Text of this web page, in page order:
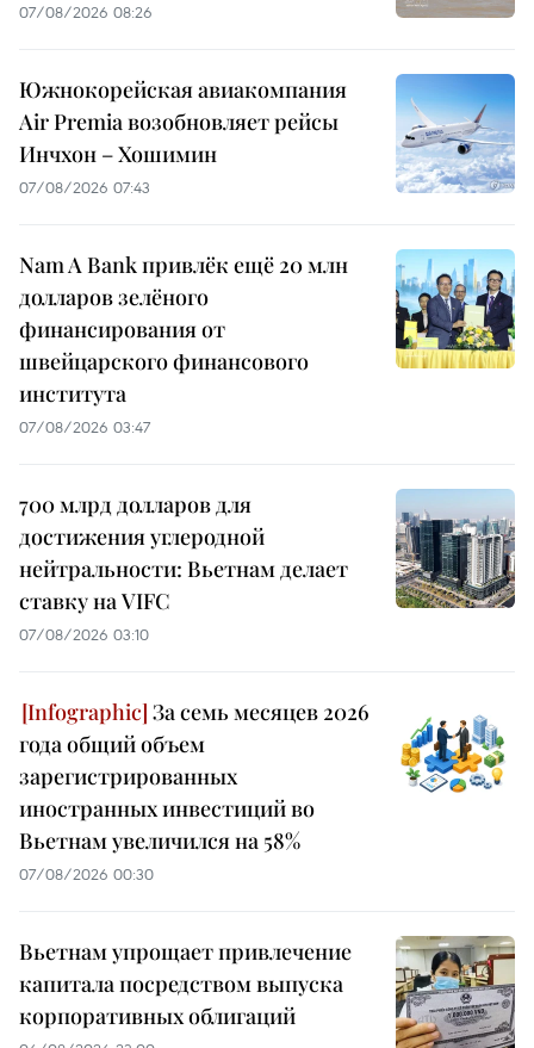
07/08/2026 08:26
Южнокорейская авиакомпания
Air Premia возобновляет рейсы
Инчхон – Хошимин
07/08/2026 07:43
Nam A Bank привлёк ещё 20 млн
долларов зелёного
финансирования от
швейцарского финансового
института
07/08/2026 03:47
700 млрд долларов для
достижения углеродной
нейтральности: Вьетнам делает
ставку на VIFC
07/08/2026 03:10
За семь месяцев 2026
года общий объем
зарегистрированных
иностранных инвестиций во
Вьетнам увеличился на 58%
07/08/2026 00:30
Вьетнам упрощает привлечение
капитала посредством выпуска
корпоративных облигаций